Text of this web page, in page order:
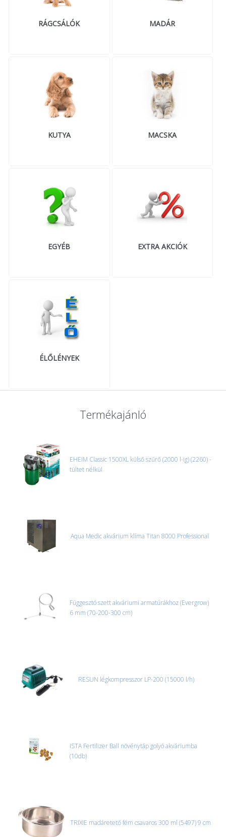
RÁGCSÁLÓK MADÁR
KUTYA MACSKA
EGYÉB EXTRA AKCIÓK
ÉLŐLÉNYEK
Termékajánló
EHEIM Classic 1500XL külső szűrő (2000 l-ig) (2260) -
tültet nélkül
Aqua Medic akvárium klíma Titan 8000 Professional
Függesztó szett akváriumi armatúrákhoz (Evergrow)
6 mm (70-200-300 cm)
RESUN légkompresszor LP-200 (15000 l/h)
ISTA Fertilizer Ball növénytáp golyó akváriumba
(10db)
TRIXIE madáretető fém csavaros 300 ml (5497) 9 cm